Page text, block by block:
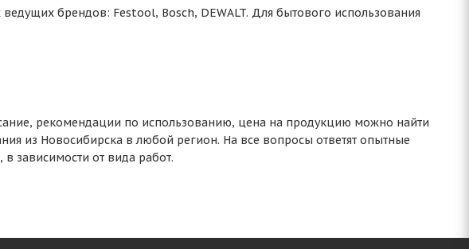
брендов: Festool, Bosch, DEWALT. Для бытового использования
рекомендации по использованию, цена на продукцию можно найти
из Новосибирска в любой регион. На все вопросы ответят опытные
зависимости от вида работ.